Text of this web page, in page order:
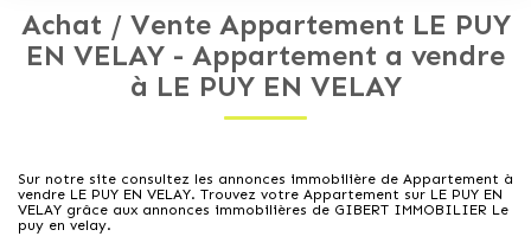
Parkings
Immeubles
Terrains
LOUER
Sélectionnez...
Type de bien
Nb pièces min.
Achat / Vente Appartement LE PUY
EN VELAY - Appartement a vendre
à LE PUY EN VELAY
Sur notre site consultez les annonces immobilière de Appartement à
vendre LE PUY EN VELAY. Trouvez votre Appartement sur LE PUY EN
VELAY grâce aux annonces immobilières de GIBERT IMMOBILIER Le
puy en velay.